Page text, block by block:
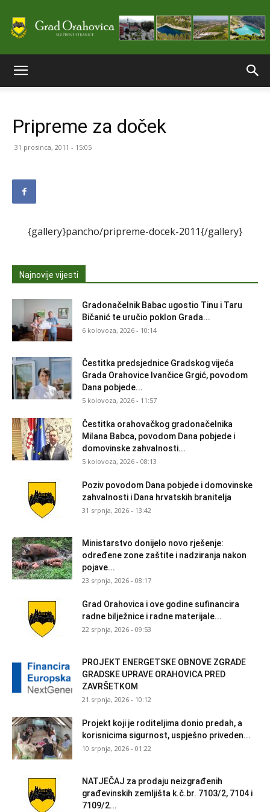
stranice
Orahovice
Pripreme za doček
31 prosinca, 2011 - 15:05
{gallery}pancho/pripreme-docek-2011{/gallery}
Najnovije vijesti
Gradonačelnik Babac ugostio Tinu i Taru
Bičanić te uručio poklon Grada...
6 kolovoza, 2026 - 10:14
Čestitka predsjednice Gradskog vijeća
Grada Orahovice Ivančice Grgić, povodom
Dana pobjede...
5 kolovoza, 2026 - 11:57
Čestitka orahovačkog gradonačelnika
Milana Babca, povodom Dana pobjede i
domovinske zahvalnosti...
5 kolovoza, 2026 - 08:13
Poziv povodom Dana pobjede i domovinske
zahvalnosti i Dana hrvatskih branitelja
31 srpnja, 2026 - 13:42
Ministarstvo donijelo novo rješenje:
određene zone zaštite i nadziranja nakon
pojave...
23 srpnja, 2026 - 08:17
Grad Orahovica i ove godine sufinancira
radne bilježnice i radne materijale...
22 srpnja, 2026 - 09:53
PROJEKT ENERGETSKE OBNOVE ZGRADE
GRADSKE UPRAVE ORAHOVICA PRED
ZAVRŠETKOM
21 srpnja, 2026 - 10:12
Projekt koji je roditeljima donio predah, a
korisnicima sigurnost, uspješno priveden...
10 srpnja, 2026 - 01:22
NATJEČAJ za prodaju neizgrađenih
građevinskih zemljišta k.č.br. 7103/2, 7104 i
7109/2...